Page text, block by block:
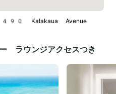
Kalakaua Avenue
ラウンジアクセスつき